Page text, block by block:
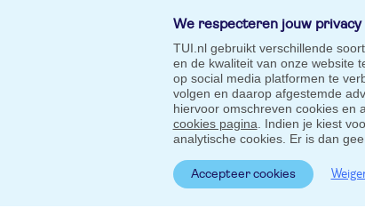
We respecteren jouw privacy
TUI.nl gebruikt verschillende
en de kwaliteit van onze website
op social media platformen te
volgen en daarop afgestemde
hiervoor omschreven cookies en
cookies pagina . Indien je kiest
analytische cookies. Er is dan
Accepteer cookies